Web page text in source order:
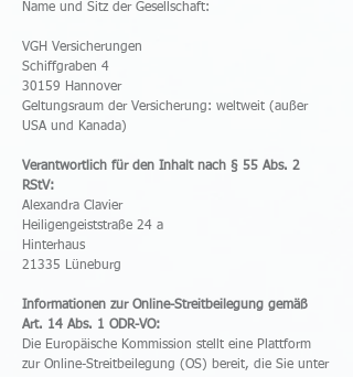
Name und Sitz der Gesellschaft:
VGH Versicherungen
Schiffgraben 4
30159 Hannover
Geltungsraum der Versicherung: weltweit (außer
USA und Kanada)
Verantwortlich für den Inhalt nach § 55 Abs. 2
RStV:
Alexandra Clavier
Heiligengeiststraße 24 a
Hinterhaus
21335 Lüneburg
Informationen zur Online-Streitbeilegung gemäß
Art. 14 Abs. 1 ODR-VO:
Die Europäische Kommission stellt eine Plattform
zur Online-Streitbeilegung (OS) bereit, die Sie unter